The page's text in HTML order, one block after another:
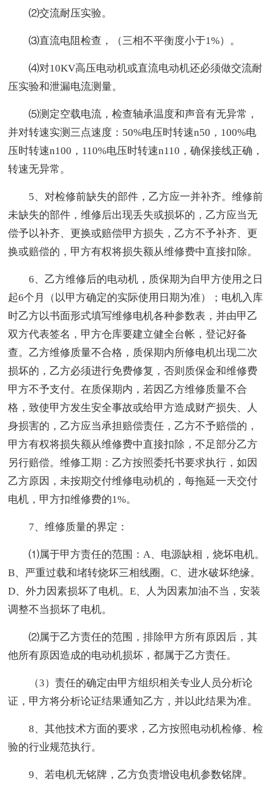
⑵交流耐压实验。
⑶直流电阻检查，（三相不平衡度小于1%）。
⑷对10KV高压电动机或直流电动机还必须做交流耐
压实验和泄漏电流测量。
⑸测定空载电流，检查轴承温度和声音有无异常，
并对转速实测三点速度：50%电压时转速n50，100%电
压时转速n100，110%电压时转速n110，确保接线正确，
转速无异常。
5、对检修前缺失的部件，乙方应一并补齐。维修前
未缺失的部件，维修后出现丢失或损坏的，乙方应当无
偿予以补齐、更换或赔偿甲方损失，乙方不予补齐、更
换或赔偿的，甲方有权将损失额从维修费中直接扣除。
6、乙方维修后的电动机，质保期为自甲方使用之日
起6个月（以甲方确定的实际使用日期为准）；电机入库
时乙方以书面形式填写维修电机各种参数表，并由甲乙
双方代表签名，甲方仓库要建立健全台帐，登记好备
查。乙方维修质量不合格，质保期内所修电机出现二次
损坏的，乙方必须进行免费修复，否则质保金和维修费
甲方不予支付。在质保期内，若因乙方维修质量不合
格，致使甲方发生安全事故或给甲方造成财产损失、人
身损害的，乙方应当承担赔偿责任，乙方不予赔偿的，
甲方有权将损失额从维修费中直接扣除，不足部分乙方
另行赔偿。维修工期：乙方按照委托书要求执行，如因
乙方原因，未按期交付维修电动机的，每拖延一天交付
电机，甲方扣维修费的1%。
7、维修质量的界定：
⑴属于甲方责任的范围：A、电源缺相，烧坏电机。
B、严重过载和堵转烧坏三相线圈。C、进水破坏绝缘。
D、外力因素损坏了电机。E、人为因素加油不当，安装
调整不当损坏了电机。
⑵属于乙方责任的范围，排除甲方所有原因后，其
他所有原因造成的电动机损坏，都属于乙方责任。
（3）责任的确定由甲方组织相关专业人员分析论
证，甲方将分析论证结果通知乙方，并以此结果为准。
8、其他技术方面的要求，乙方按照电动机检修、检
验的行业规范执行。
9、若电机无铭牌，乙方负责增设电机参数铭牌。